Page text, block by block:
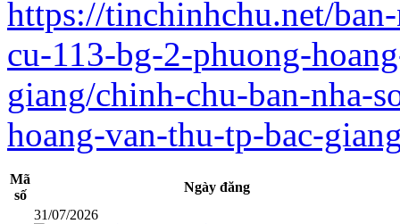
https://tinchinhchu.net/
cu-113-bg-2-phuong-
giang/chinh-chu-ban-nha-
hoang-van-thu-tp-bac-
Mã
số
Ngày đăng
31/07/2026